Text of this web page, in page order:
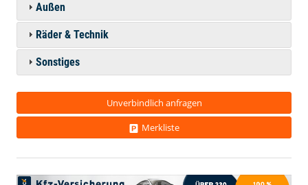
Außen
Räder & Technik
Sonstiges
Unverbindlich anfragen
Merkliste